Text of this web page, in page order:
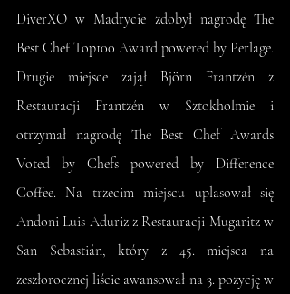
DiverXO w Madrycie zdobył nagrodę The
Best Chef Top100 Award powered by Perlage.
Drugie miejsce zajął Björn Frantzén z
Restauracji Frantzén w Sztokholmie i
otrzymał nagrodę The Best Chef Awards
Voted by Chefs powered by Difference
Coffee. Na trzecim miejscu uplasował się
Andoni Luis Aduriz z Restauracji Mugaritz w
San Sebastián, który z 45. miejsca na
zeszłorocznej liście awansował na 3. pozycję w